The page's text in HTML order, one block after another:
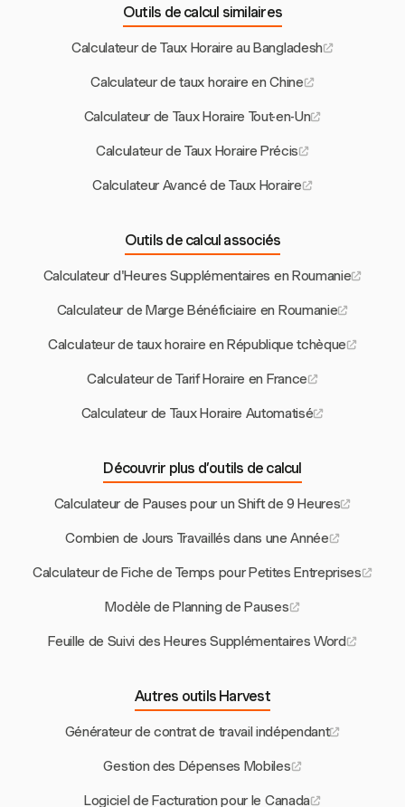
Outils de calcul similaires
Calculateur de Taux Horaire au Bangladesh
Calculateur de taux horaire en Chine
Calculateur de Taux Horaire Tout-en-Un
Calculateur de Taux Horaire Précis
Calculateur Avancé de Taux Horaire
Outils de calcul associés
Calculateur d'Heures Supplémentaires en Roumanie
Calculateur de Marge Bénéficiaire en Roumanie
Calculateur de taux horaire en République tchèque
Calculateur de Tarif Horaire en France
Calculateur de Taux Horaire Automatisé
Découvrir plus d’outils de calcul
Calculateur de Pauses pour un Shift de 9 Heures
Combien de Jours Travaillés dans une Année
Calculateur de Fiche de Temps pour Petites Entreprises
Modèle de Planning de Pauses
Feuille de Suivi des Heures Supplémentaires Word
Autres outils Harvest
Générateur de contrat de travail indépendant
Gestion des Dépenses Mobiles
Logiciel de Facturation pour le Canada